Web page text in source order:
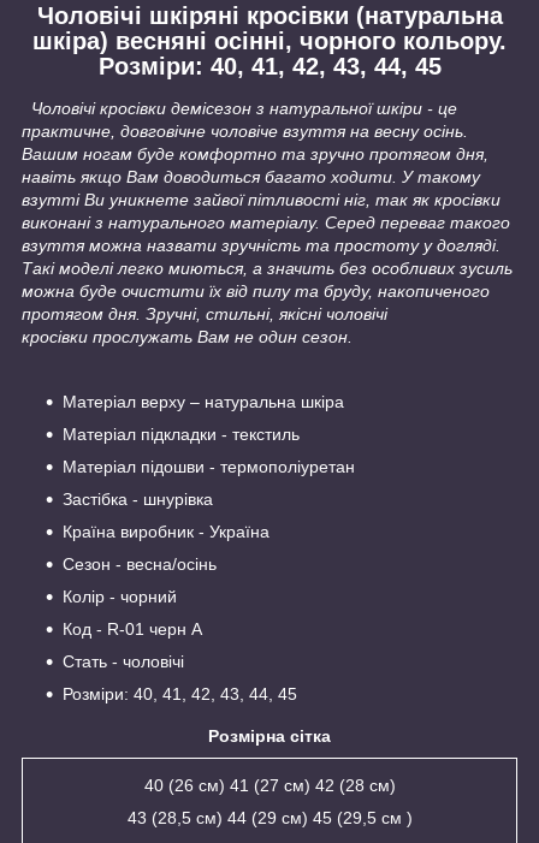
Чоловічі шкіряні кросівки (натуральна
шкіра) весняні осінні, чорного кольору.
Розміри: 40, 41, 42, 43, 44, 45
Чоловічі кросівки демісезон з натуральної шкіри - це
практичне, довговічне чоловіче взуття на весну осінь.
Вашим ногам буде комфортно та зручно протягом дня,
навіть якщо Вам доводиться багато ходити. У такому
взутті Ви уникнете зайвої пітливості ніг, так як кросівки
виконані з натурального матеріалу. Серед переваг такого
взуття можна назвати зручність та простоту у догляді.
Такі моделі легко миються, а значить без особливих зусиль
можна буде очистити їх від пилу та бруду, накопиченого
протягом дня. Зручні, стильні, якісні чоловічі
кросівки прослужать Вам не один сезон.
Матеріал верху – натуральна шкіра
Матеріал підкладки - текстиль
Матеріал підошви - термополіуретан
Застібка - шнурівка
Країна виробник - Україна
Сезон - весна/осінь
Колір - чорний
Код - R-01 черн А
Стать - чоловічі
Розміри: 40, 41, 42, 43, 44, 45
Розмірна сітка
40 (26 см) 41 (27 см) 42 (28 см)
43 (28,5 см) 44 (29 см) 45 (29,5 см )